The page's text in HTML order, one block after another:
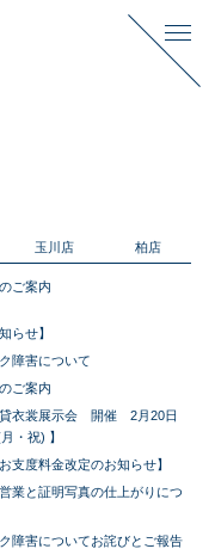
玉川店 柏店
ご案内
らせ】
障害について
ご案内
貸衣裳展示会 開催 2月20日
・祝) 】
支度料金改定のお知らせ】
業と証明写真の仕上がりにつ
障害についてお詫びとご報告